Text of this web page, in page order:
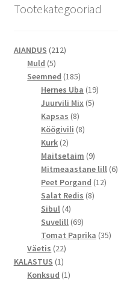
Tootekategooriad
AIANDUS 212212
Muld 55
toodet
Seemned 185185
toodet
Hernes Uba 1919
Juurvili Mix 55
Kapsas 88
toodet
Köögivili 88
Kurk 22
toodet
Maitsetaim 99
toodet
Mitmeaastane lill 66
Peet Porgand 1212
Salat Redis 88
Sibul 44
toodet
Suvelill 6969
toodet
Tomat Paprika 3535
Väetis 2222
KALASTUS 11
toode
Konksud 11